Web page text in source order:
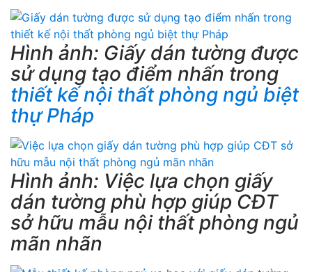
Hình ảnh: Giấy dán tường được
sử dụng tạo điểm nhấn trong
thiết kế nội thất phòng ngủ biệt
thự Pháp
Hình ảnh: Việc lựa chọn giấy
dán tường phù hợp giúp CĐT
sở hữu mẫu nội thất phòng ngủ
mãn nhãn